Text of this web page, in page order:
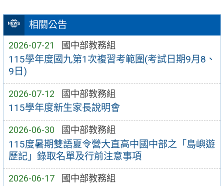
相關公告
2026-07-21 國中部教務組
115學年度國九第1次複習考範圍(考試日期9月8、
9日)
2026-07-12 國中部教務組
115學年度新生家長說明會
2026-06-30 國中部教務組
115度暑期雙語夏令營大直高中國中部之「島嶼遊
歷記」錄取名單及行前注意事項
2026-06-17 國中部教務組